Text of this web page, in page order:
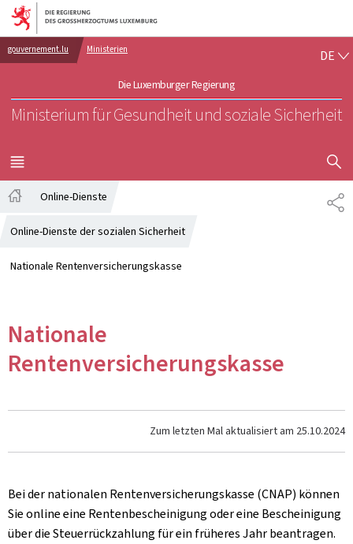
Zur Hauptnavigation
Zum Inhalt
gouvernement.lu Ministerien
Die Luxemburger Regierung
Ministerium für Gesundheit und soziale Sicherheit
DE
MENÜ
HAUPT-
Online-Dienste
Online-Dienste der sozialen Sicherheit
Nationale Rentenversicherungskasse
Nationale
Rentenversicherungskasse
Zum letzten Mal aktualisiert am 25.10.2024
Bei der nationalen Rentenversicherungskasse (CNAP) können
Sie online eine Rentenbescheinigung oder eine Bescheinigung
über die Steuerrückzahlung für ein früheres Jahr beantragen.